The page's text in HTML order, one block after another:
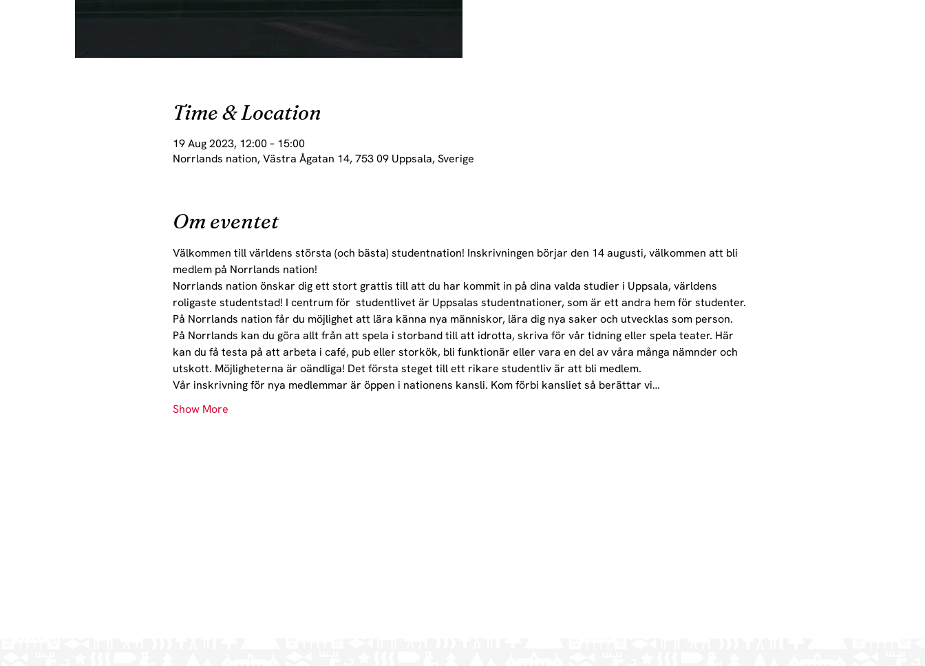
Time & Location
19 Aug 2023, 12:00 – 15:00
Norrlands nation, Västra Ågatan 14, 753 09 Uppsala, Sverige
Om eventet
Välkommen till världens största (och bästa) studentnation! Inskrivningen börjar den 14 augusti, välkommen att bli
medlem på Norrlands nation!
Norrlands nation önskar dig ett stort grattis till att du har kommit in på dina valda studier i Uppsala, världens
roligaste studentstad! I centrum för  studentlivet är Uppsalas studentnationer, som är ett andra hem för studenter.
På Norrlands nation får du möjlighet att lära känna nya människor, lära dig nya saker och utvecklas som person.
På Norrlands kan du göra allt från att spela i storband till att idrotta, skriva för vår tidning eller spela teater. Här
kan du få testa på att arbeta i café, pub eller storkök, bli funktionär eller vara en del av våra många nämnder och
utskott. Möjligheterna är oändliga! Det första steget till ett rikare studentliv är att bli medlem.
Vår inskrivning för nya medlemmar är öppen i nationens kansli. Kom förbi kansliet så berättar vi…
Show More